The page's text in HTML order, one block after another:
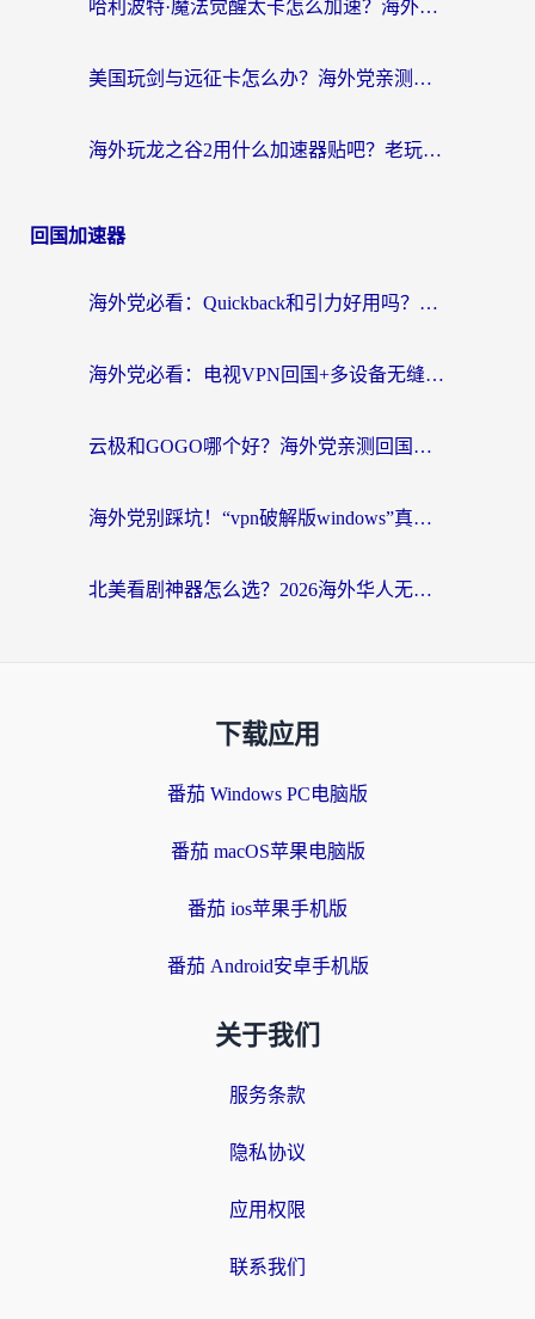
哈利波特·魔法觉醒太卡怎么加速？海外党亲测有效的国服游戏加速指南
美国玩剑与远征卡怎么办？海外党亲测有效的国服游戏加速指南
海外玩龙之谷2用什么加速器贴吧？老玩家实测推荐，附新加坡猎魂觉醒国外剑与远征加速攻略
回国加速器
海外党必看：Quickback和引力好用吗？3分钟搞懂回国加速器怎么选
海外党必看：电视VPN回国+多设备无缝访问国内资源的实用指南
云极和GOGO哪个好？海外党亲测回国加速器选择指南（附iOS免费&Windows VPN实用技巧）
海外党别踩坑！“vpn破解版windows”真的能用？教你选对回国加速器无缝刷国内资源
北美看剧神器怎么选？2026海外华人无缝访问国内资源全攻略
下载应用
番茄 Windows PC电脑版
番茄 macOS苹果电脑版
番茄 ios苹果手机版
番茄 Android安卓手机版
关于我们
服务条款
隐私协议
应用权限
联系我们